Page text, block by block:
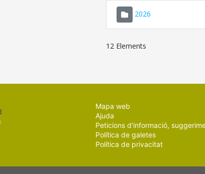
2026
12 Elements
Mapa web
Ajuda
Peticions d'informació,
Política de galetes
Política de privacitat